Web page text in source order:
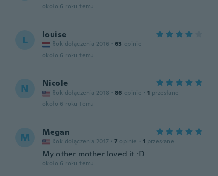
około 6 roku temu
L louise
Rok dołączenia 2016 · 63 opinie
około 6 roku temu
N Nicole
Rok dołączenia 2018 · 86 opinie · 1 przesłane
około 6 roku temu
M Megan
Rok dołączenia 2017 · 7 opinie · 1 przesłane
My other mother loved it :D
około 6 roku temu